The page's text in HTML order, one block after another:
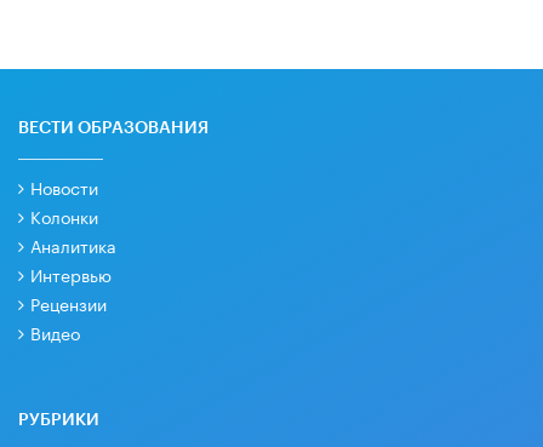
ВЕСТИ ОБРАЗОВАНИЯ
Новости
Колонки
Аналитика
Интервью
Рецензии
Видео
РУБРИКИ